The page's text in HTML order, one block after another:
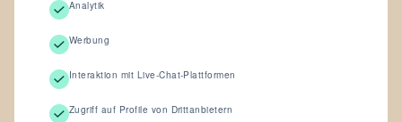
Analytik
Werbung
Interaktion mit Live-Chat-Plattformen
Zugriff auf Profile von Drittanbietern